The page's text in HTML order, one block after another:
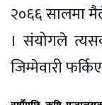
२०६६ सालमा
। संयोगले
जिम्मेवारी